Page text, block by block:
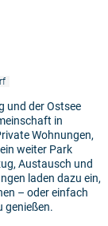
und der Ostsee
in
Wohnungen,
weiter Park
Austausch und
laden dazu ein,
– oder einfach
genießen.